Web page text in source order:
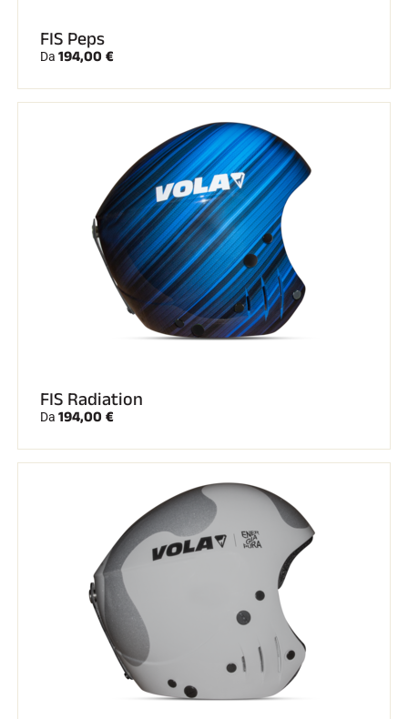
FIS Peps
Da 194,00 €
FIS Radiation
Da 194,00 €